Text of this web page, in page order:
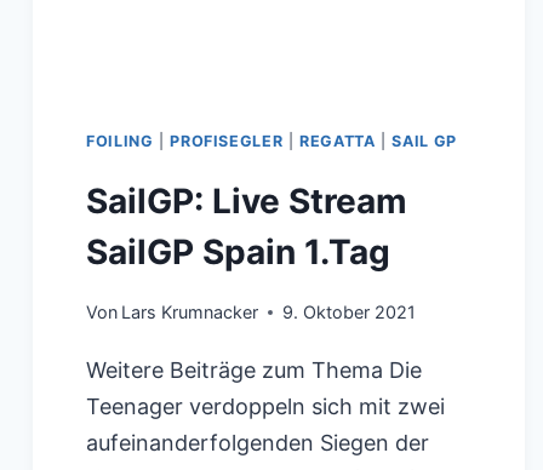
FOILING |PROFISEGLER |REGATTA |SAIL GP
SailGP: Live Stream
SailGP Spain 1.Tag
Von Lars Krumnacker 9. Oktober 2021
Weitere Beiträge zum Thema Die
Teenager verdoppeln sich mit zwei
aufeinanderfolgenden Siegen der